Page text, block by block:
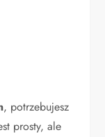
, potrzebujesz
prosty, ale